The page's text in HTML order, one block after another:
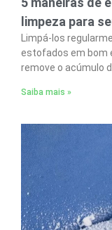
limpeza para
Limpá-los
estofados em bom
remove o acúmulo
Saiba mais »